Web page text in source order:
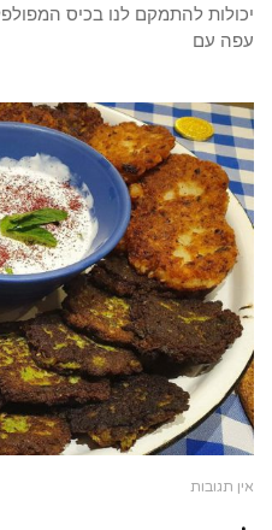
יכולות להתמקם לנו בכיס
עפה עם
אין תגובות